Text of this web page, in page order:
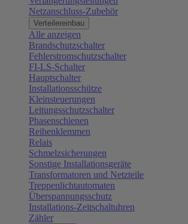
Netzanschluss-Zubehör
Verteilereinbau
Alle anzeigen
Brandschutzschalter
Fehlerstromschutzschalter
FI-LS-Schalter
Hauptschalter
Installationsschütze
Kleinsteuerungen
Leitungsschutzschalter
Phasenschienen
Reihenklemmen
Relais
Schmelzsicherungen
Sonstige Installationsgeräte
Transformatoren und Netzteile
Treppenlichtautomaten
Überspannungsschutz
Installations-Zeitschaltuhren
Zähler